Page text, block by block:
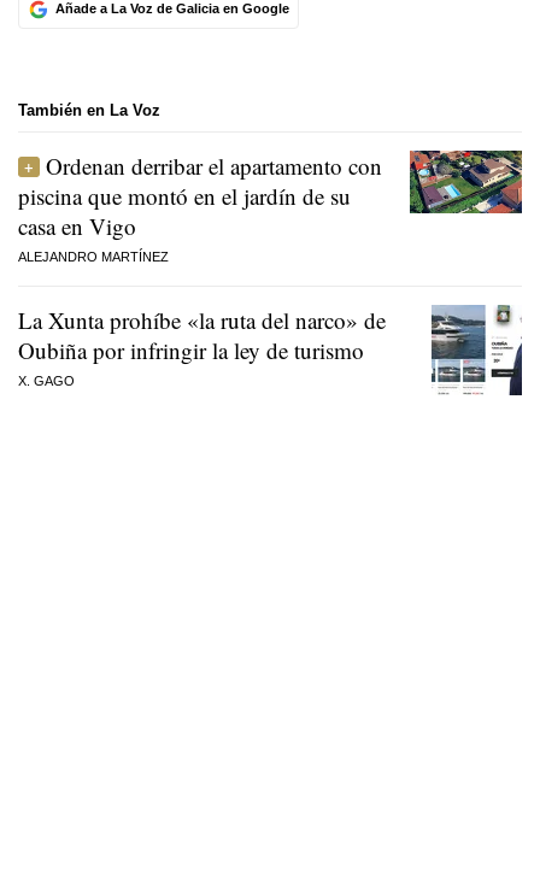
Añade a La Voz de Galicia en Google
También en La Voz
Ordenan derribar el apartamento con
piscina que montó en el jardín de su
casa en Vigo
ALEJANDRO MARTÍNEZ
La Xunta prohíbe «la ruta del narco» de
Oubiña por infringir la ley de turismo
X. GAGO